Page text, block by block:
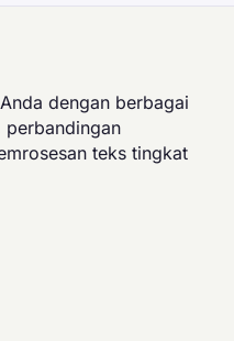
dengan berbagai
teks tingkat